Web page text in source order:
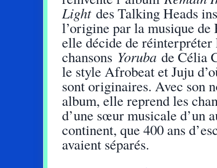
Lightdes Talking Heads
l’origine par la musique
elle décide de réinterpréter
chansons Yoruba de Célia
le style Afrobeat et Juju
sont originaires. Avec son
album, elle reprend les
d’une sœur musicale d’un
continent, que 400 ans
avaient séparés.